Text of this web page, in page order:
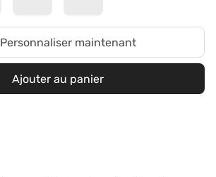
Personnaliser maintenant
Ajouter au panier